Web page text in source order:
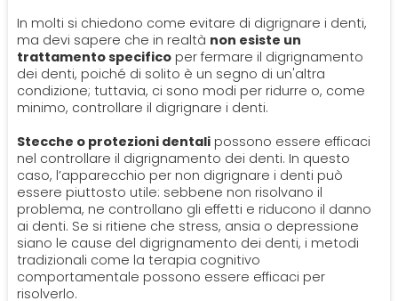
In molti si chiedono come evitare di digrignare i denti,
ma devi sapere che in realtà non esiste un
trattamento specificoper fermare il digrignamento
dei denti, poiché di solito è un segno di un'altra
condizione; tuttavia, ci sono modi per ridurre o, come
minimo, controllare il digrignare i denti.
Stecche o protezioni dentalipossono essere efficaci
nel controllare il digrignamento dei denti. In questo
caso, l’apparecchio per non digrignare i denti può
essere piuttosto utile: sebbene non risolvano il
problema, ne controllano gli effetti e riducono il danno
ai denti. Se si ritiene che stress, ansia o depressione
siano le cause del digrignamento dei denti, i metodi
tradizionali come la terapia cognitivo
comportamentale possono essere efficaci per
risolverlo.